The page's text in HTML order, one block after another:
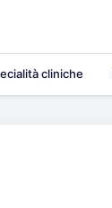
cliniche